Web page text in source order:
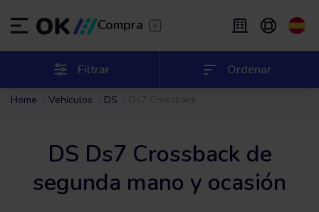
Compra
Transfer/ Deja que te lleven
Renting flexible De 2 a 9 meses
Renting De 24 a 60 meses
Filtrar Ordenar
Español (ES)
EN English (UK)
Home Vehículos DS Ds7 Crossback
DS Ds7 Crossback de
segunda mano y ocasión